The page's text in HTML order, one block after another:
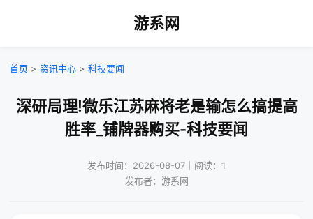
游系网
首页 > 资讯中心 > 科技要闻
深研局理!微乐江苏麻将老是输怎么搞提高
胜率_铺牌器购买-科技要闻
发布时间：2026-08-07｜阅读：1
发布者：游系网